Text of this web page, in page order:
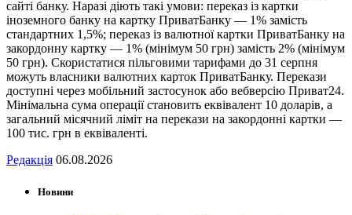
сайті банку. Наразі діють такі умови: переказ із картки
іноземного банку на картку ПриватБанку — 1% замість
стандартних 1,5%; переказ із валютної картки ПриватБанку на
закордонну картку — 1% (мінімум 50 грн) замість 2% (мінімум
50 грн). Скористатися пільговими тарифами до 31 серпня
можуть власники валютних карток ПриватБанку. Перекази
доступні через мобільний застосунок або вебверсію Приват24.
Мінімальна сума операції становить еквівалент 10 доларів, а
загальний місячний ліміт на перекази на закордонні картки —
100 тис. грн в еквіваленті.
Редакція 06.08.2026
Новини